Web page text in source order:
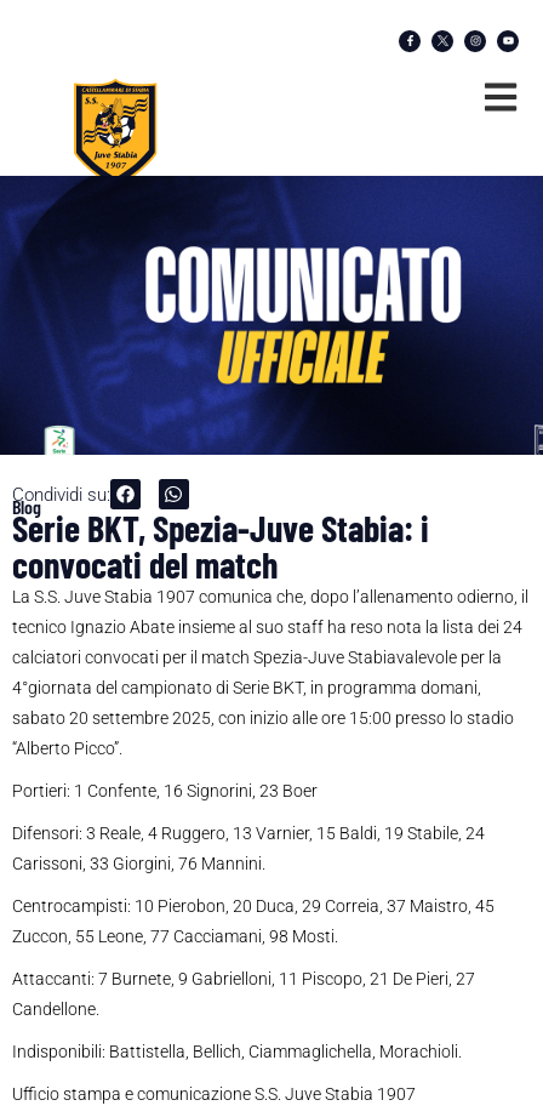
Condividi su:
Blog
Serie BKT, Spezia-Juve Stabia: i
convocati del match
La S.S. Juve Stabia 1907 comunica che, dopo l’allenamento odierno, il
tecnico Ignazio Abate insieme al suo staff ha reso nota la lista dei 24
calciatori convocati per il match Spezia-Juve Stabiavalevole per la
4°giornata del campionato di Serie BKT, in programma domani,
sabato 20 settembre 2025, con inizio alle ore 15:00 presso lo stadio
“Alberto Picco”.
Portieri: 1 Confente, 16 Signorini, 23 Boer
Difensori: 3 Reale, 4 Ruggero, 13 Varnier, 15 Baldi, 19 Stabile, 24
Carissoni, 33 Giorgini, 76 Mannini.
Centrocampisti: 10 Pierobon, 20 Duca, 29 Correia, 37 Maistro, 45
Zuccon, 55 Leone, 77 Cacciamani, 98 Mosti.
Attaccanti: 7 Burnete, 9 Gabrielloni, 11 Piscopo, 21 De Pieri, 27
Candellone.
Indisponibili: Battistella, Bellich, Ciammaglichella, Morachioli.
Ufficio stampa e comunicazione S.S. Juve Stabia 1907